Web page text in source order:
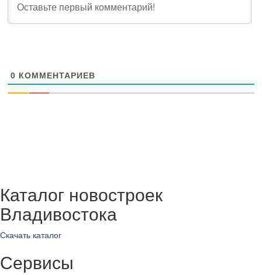
0 КОММЕНТАРИЕВ
Каталог новостроек
Владивостока
Скачать каталог
Сервисы